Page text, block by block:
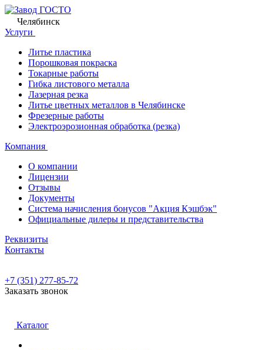
Челябинск
Услуги
Литье пластика
Порошковая покраска
Токарные работы
Гибка листового металла
Лазерная резка
Литье цветных металлов в Челябинске
Фрезерные работы
Электроэрозионная обработка (резка)
Компания
О компании
Лицензии
Отзывы
Документы
Система начисления бонусов "Акция Кэшбэк"
Официальные дилеры и представительства
Реквизиты
Контакты
+7 (351) 277-85-72
Заказать звонок
Каталог